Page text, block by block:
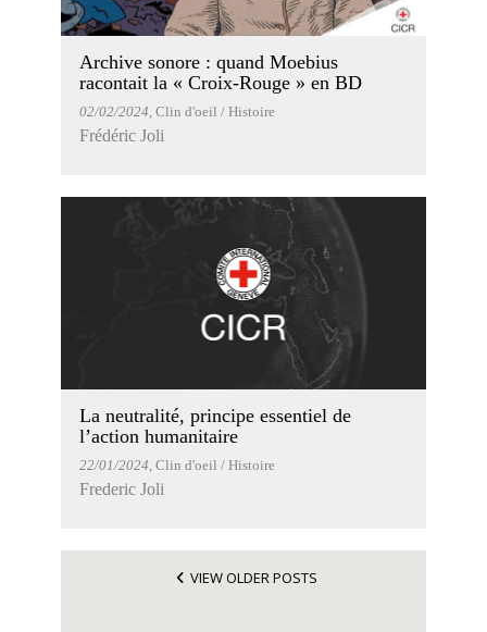
Archive sonore : quand Moebius
racontait la « Croix-Rouge » en BD
02/02/2024, Clin d'oeil / Histoire
Frédéric Joli
La neutralité, principe essentiel de
l’action humanitaire
22/01/2024, Clin d'oeil / Histoire
Frederic Joli
VIEW OLDER POSTS